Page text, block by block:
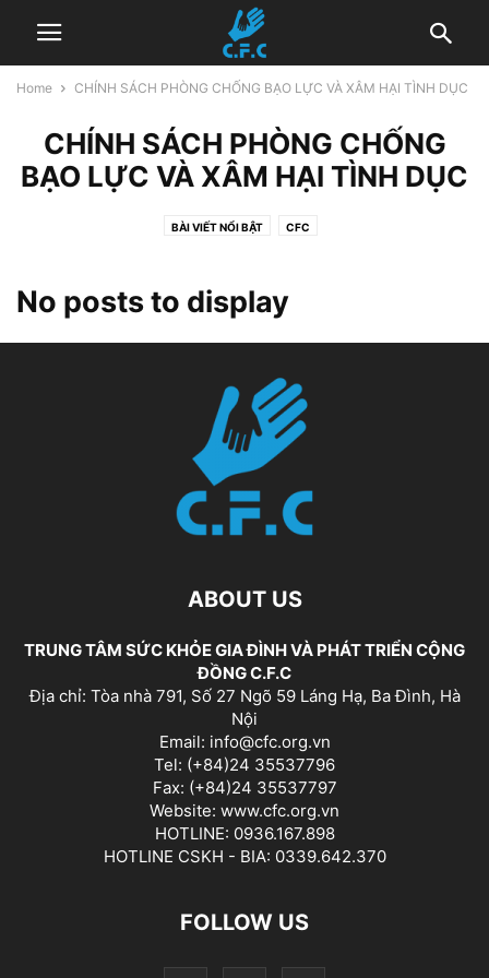
Home CHÍNH SÁCH PHÒNG CHỐNG BẠO LỰC VÀ XÂM HẠI TÌNH DỤC
CHÍNH SÁCH PHÒNG CHỐNG
BẠO LỰC VÀ XÂM HẠI TÌNH DỤC
BÀI VIẾT NỔI BẬT CFC
TRUYỀN THÔNG NÓI VỀ CHÚNG TÔI TUYỂN DỤNG
No posts to display
ABOUT US
TRUNG TÂM SỨC KHỎE GIA ĐÌNH VÀ PHÁT TRIỂN CỘNG
ĐỒNG C.F.C
Địa chỉ: Tòa nhà 791, Số 27 Ngõ 59 Láng Hạ, Ba Đình, Hà
Nội
Email: info@cfc.org.vn
Tel: (+84)24 35537796
Fax: (+84)24 35537797
Website: www.cfc.org.vn
HOTLINE: 0936.167.898
HOTLINE CSKH - BIA: 0339.642.370
FOLLOW US